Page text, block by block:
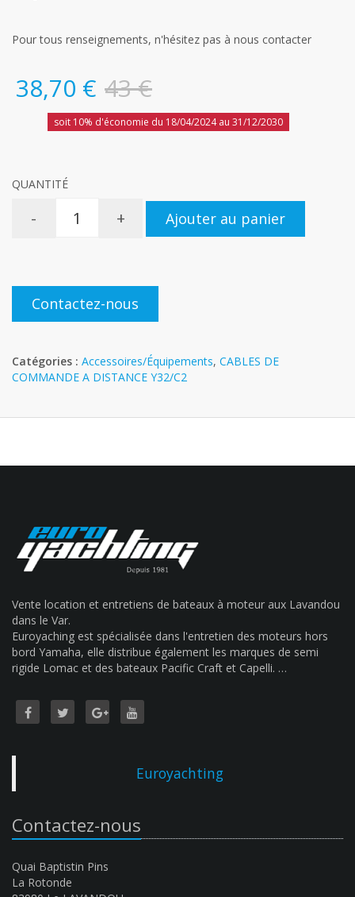
Pour tous renseignements, n'hésitez pas à nous contacter
38,70 € 43 €
soit 10% d'économie du 18/04/2024 au 31/12/2030
QUANTITÉ
- + Ajouter au panier
Contactez-nous
Catégories : Accessoires/Équipements, CABLES DE
COMMANDE A DISTANCE Y32/C2
Vente location et entretiens de bateaux à moteur aux Lavandou
dans le Var.
Euroyaching est spécialisée dans l'entretien des moteurs hors
bord Yamaha, elle distribue également les marques de semi
rigide Lomac et des bateaux Pacific Craft et Capelli. …
Euroyachting
Contactez-nous
Quai Baptistin Pins
La Rotonde